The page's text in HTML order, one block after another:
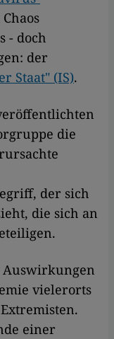
- doch
der
Staat" (IS).
die
der sich
die sich an
Auswirkungen
vielerorts
einer